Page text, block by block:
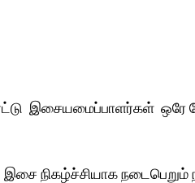
இசையமைப்பாளர்கள்  ஒரே
நிகழ்ச்சியாக நடைபெறும்